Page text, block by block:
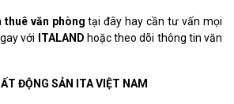
thuê văn phòngtại đây hay cần tư vấn mọi
với
ITALAND hoặc theo dõi thông tin văn
ĐỘNG SẢN ITA VIỆT NAM